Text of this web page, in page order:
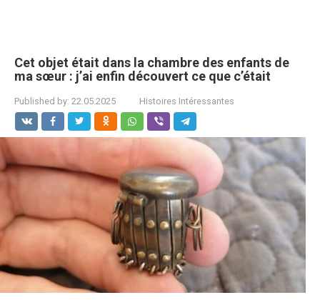
Cet objet était dans la chambre des enfants de
ma sœur : j’ai enfin découvert ce que c’était
Published by: 22.05.2025 Histoires Intéressantes